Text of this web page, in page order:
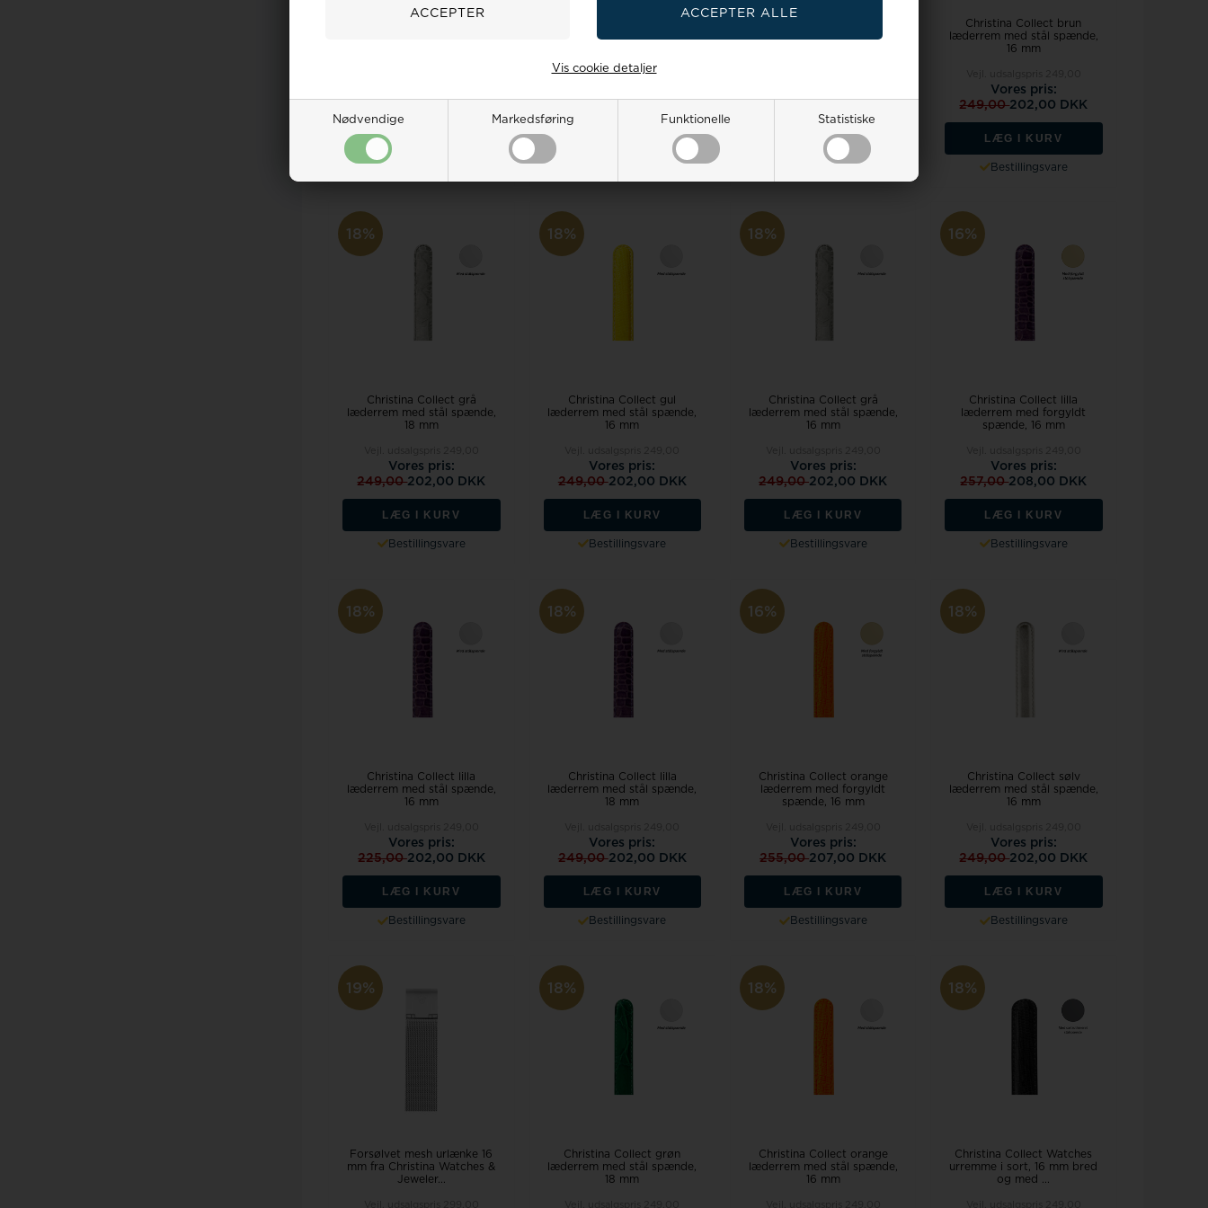
Nødvendige Markedsføring Funktionelle Statistiske
Vis cookie detaljer
LÆG I KURV
læderrem med forgyldt
Vejl. udsalgspris249,00
læderrem med forgyldt
LÆG I KURV
Bestillingsvare
Christina Collect brun
læderrem med stål spænde,
16 mm
Vores pris:
249,00202,00 DKK
LÆG I KURV
Bestillingsvare
18%
Christina Collect grå
læderrem med stål spænde,
18 mm
Vores pris:
249,00202,00 DKK
LÆG I KURV
Bestillingsvare
18%
Christina Collect gul
læderrem med stål spænde,
16 mm
Vores pris:
249,00202,00 DKK
LÆG I KURV
Bestillingsvare
18%
Christina Collect grå
læderrem med stål spænde,
16 mm
Vores pris:
249,00202,00 DKK
LÆG I KURV
Bestillingsvare
16%
Christina Collect lilla
læderrem med forgyldt
spænde, 16 mm
Vores pris:
257,00208,00 DKK
LÆG I KURV
Bestillingsvare
18%
Christina Collect lilla
læderrem med stål spænde,
16 mm
Vores pris:
225,00202,00 DKK
LÆG I KURV
Bestillingsvare
18%
Christina Collect lilla
læderrem med stål spænde,
18 mm
Vores pris:
249,00202,00 DKK
LÆG I KURV
Bestillingsvare
16%
Christina Collect orange
læderrem med forgyldt
spænde, 16 mm
Vores pris:
255,00207,00 DKK
LÆG I KURV
Bestillingsvare
18%
Christina Collect sølv
læderrem med stål spænde,
16 mm
Vores pris:
249,00202,00 DKK
LÆG I KURV
Bestillingsvare
19%
Forsølvet mesh urlænke 16
mm fra Christina Watches &
Jeweler...
18%
Christina Collect grøn
læderrem med stål spænde,
18 mm
18%
Christina Collect orange
læderrem med stål spænde,
16 mm
18%
Christina Collect Watches
urremme i sort, 16 mm bred
og med ...